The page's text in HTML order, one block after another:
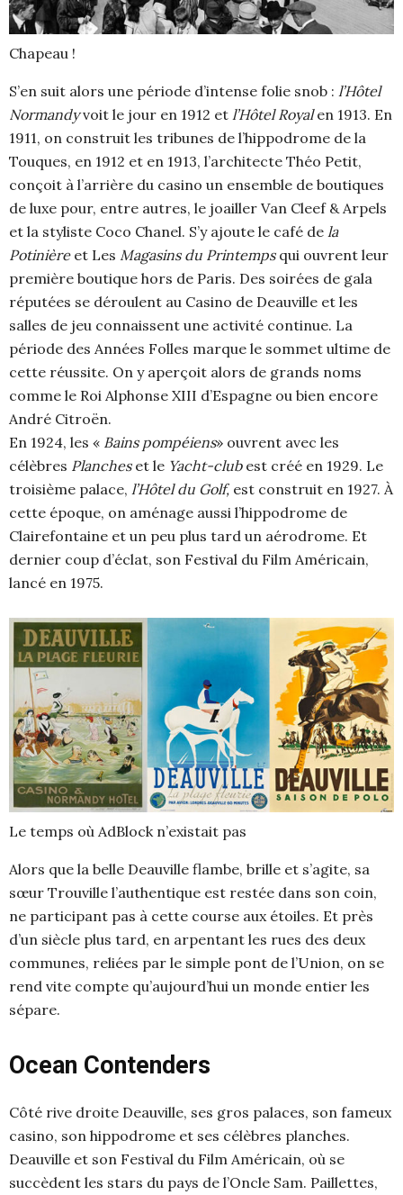
Chapeau !
S’en suit alors une période d’intense folie snob : l’Hôtel
Normandyvoit le jour en 1912 et l’Hôtel Royalen 1913. En
1911, on construit les tribunes de l’hippodrome de la
Touques, en 1912 et en 1913, l’architecte Théo Petit,
conçoit à l’arrière du casino un ensemble de boutiques
de luxe pour, entre autres, le joailler Van Cleef & Arpels
et la styliste Coco Chanel. S’y ajoute le café de la
Potinièreet Les Magasins du Printemps qui ouvrent leur
première boutique hors de Paris. Des soirées de gala
réputées se déroulent au Casino de Deauville et les
salles de jeu connaissent une activité continue. La
période des Années Folles marque le sommet ultime de
cette réussite. On y aperçoit alors de grands noms
comme le Roi Alphonse XIII d’Espagne ou bien encore
André Citroën.
En 1924, les « Bains pompéiens» ouvrent avec les
célèbres Plancheset le Yacht-clubest créé en 1929. Le
troisième palace, l’Hôtel du Golf, est construit en 1927. À
cette époque, on aménage aussi l’hippodrome de
Clairefontaine et un peu plus tard un aérodrome. Et
dernier coup d’éclat, son Festival du Film Américain,
lancé en 1975.
Le temps où AdBlock n’existait pas
Alors que la belle Deauville flambe, brille et s’agite, sa
sœur Trouville l’authentique est restée dans son coin,
ne participant pas à cette course aux étoiles. Et près
d’un siècle plus tard, en arpentant les rues des deux
communes, reliées par le simple pont de l’Union, on se
rend vite compte qu’aujourd’hui un monde entier les
sépare.
Ocean Contenders
Côté rive droite Deauville, ses gros palaces, son fameux
casino, son hippodrome et ses célèbres planches.
Deauville et son Festival du Film Américain, où se
succèdent les stars du pays de l’Oncle Sam. Paillettes,